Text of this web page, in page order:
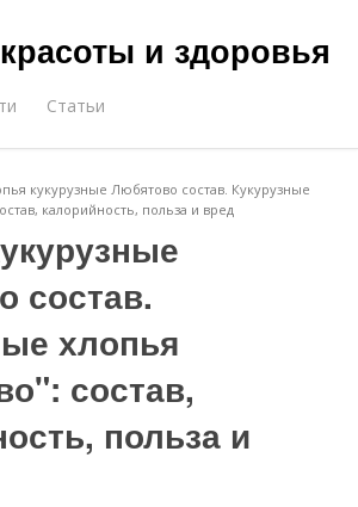
и здоровья
Статьи
кукурузные Любятово состав. Кукурузные
калорийность, польза и вред
состав.
хлопья
состав,
польза и